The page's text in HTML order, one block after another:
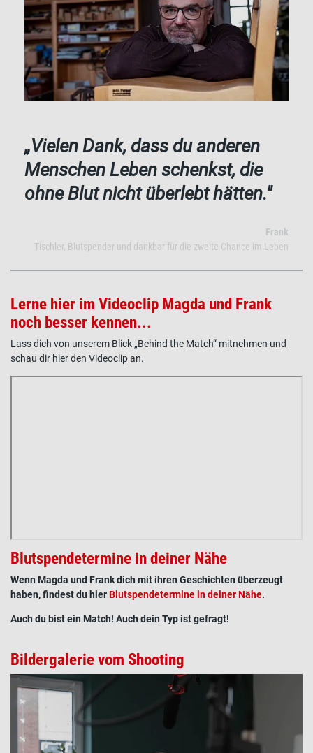
„Vielen Dank, dass du anderen
Menschen Leben schenkst, die
ohne Blut nicht überlebt hätten."
Frank
Tischler, Blutspender und dankbar für die zweite Chance im Leben
Lerne hier im Videoclip Magda und Frank
noch besser kennen...
Lass dich von unserem Blick „Behind the Match“ mitnehmen und
schau dir hier den Videoclip an.
Blutspendetermine in deiner Nähe
Wenn Magda und Frank dich mit ihren Geschichten überzeugt
haben, findest du hierBlutspendetermine in deiner Nähe.
Auch du bist ein Match! Auch dein Typ ist gefragt!
Bildergalerie vom Shooting